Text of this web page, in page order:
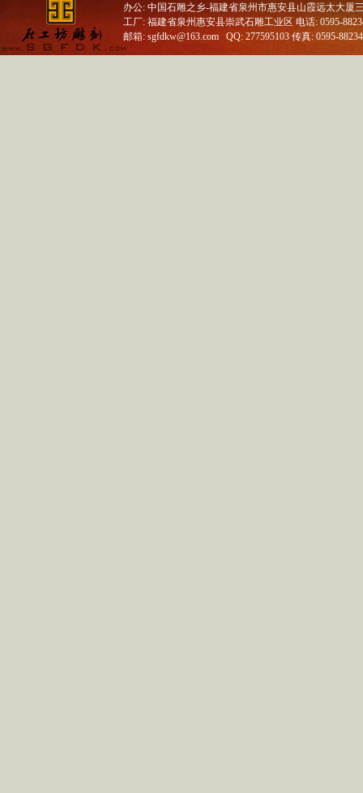
办公: 中国石雕之乡-福建省泉州市惠安县山霞远太大厦
工厂: 福建省泉州惠安县崇武石雕工业区 电话: 0595-
邮箱: sgfdkw@163.com QQ: 277595103 传真: 0595-